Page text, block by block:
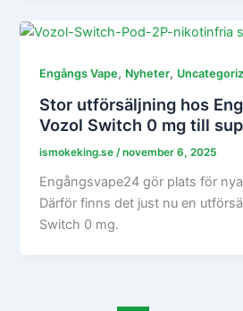
Engångs Vape, Nyheter,
Stor utförsäljning hos
Vozol Switch 0 mg till
ismokeking.se /november 6, 2025
Engångsvape24 gör plats för
Därför finns det just nu en
Switch 0 mg.